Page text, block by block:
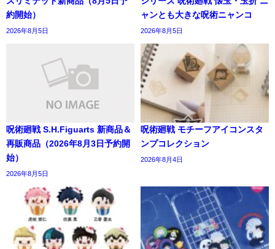
約開始）
2026年8月5日
ャンとも大きな呪術ニャンコ
2026年8月5日
呪術廻戦 S.H.Figuarts 新商品＆
再販商品（2026年8月3日予約開
始）
2026年8月5日
呪術廻戦 モチーフアイコンスタ
ンプコレクション
2026年8月4日